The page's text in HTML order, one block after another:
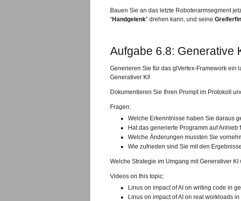
Bauen Sie an das letzte Roboterarmsegment
“Handgelenk” drehen kann, und seine
Aufgabe 6.8: Generative
Generieren Sie für das glVertex-Framework ein
Generativer KI!
Dokumentieren Sie Ihren Prompt im Protokoll
Fragen:
Welche Erkenntnisse haben Sie daraus
Hat das generierte Programm auf Anhieb
Welche Änderungen mussten Sie
Wie zufrieden sind Sie mit den
Welche Strategie im Umgang mit Generativer
Videos on this topic:
Linus on impact of AI on writing code in
Linus on impact of AI on real workloads